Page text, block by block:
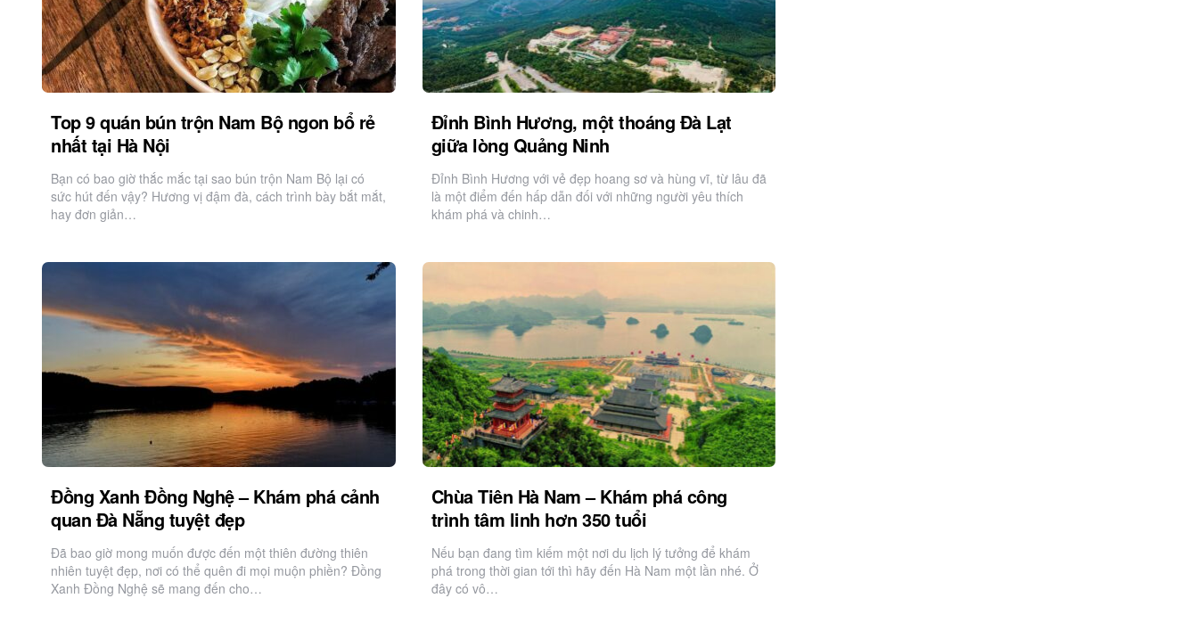
Top 9 quán bún trộn Nam Bộ ngon bổ rẻ
nhất tại Hà Nội
Bạn có bao giờ thắc mắc tại sao bún trộn Nam Bộ lại có
sức hút đến vậy? Hương vị đậm đà, cách trình bày bắt mắt,
hay đơn giản…
Đỉnh Bình Hương, một thoáng Đà Lạt
giữa lòng Quảng Ninh
Đỉnh Bình Hương với vẻ đẹp hoang sơ và hùng vĩ, từ lâu đã
là một điểm đến hấp dẫn đối với những người yêu thích
khám phá và chinh…
Đồng Xanh Đồng Nghệ – Khám phá cảnh
quan Đà Nẵng tuyệt đẹp
Đã bao giờ mong muốn được đến một thiên đường thiên
nhiên tuyệt đẹp, nơi có thể quên đi mọi muộn phiền? Đồng
Xanh Đồng Nghệ sẽ mang đến cho…
Chùa Tiên Hà Nam – Khám phá công
trình tâm linh hơn 350 tuổi
Nếu bạn đang tìm kiếm một nơi du lịch lý tưởng để khám
phá trong thời gian tới thì hãy đến Hà Nam một lần nhé. Ở
đây có vô…